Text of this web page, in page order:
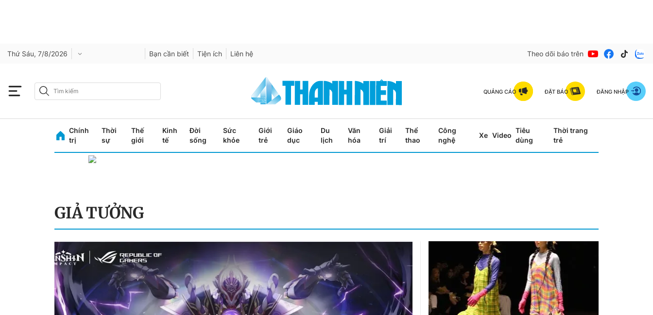
Thứ Sáu, 7/8/2026 Bạn cần biết Tiện ích Liên hệ Theo dõi báo trên
QUẢNG CÁO ĐẶT BÁO ĐĂNG NHẬP
Chính
trị
Thời
sự
Thế
giới
Kinh
tế
Đời
sống
Sức
khỏe
Giới
trẻ
Giáo
dục
Du
lịch
Văn
hóa
Giải
trí
Thể
thao
Công
nghệ
Xe Video
Tiêu
dùng
Thời trang
trẻ
GIẢ TƯỞNG